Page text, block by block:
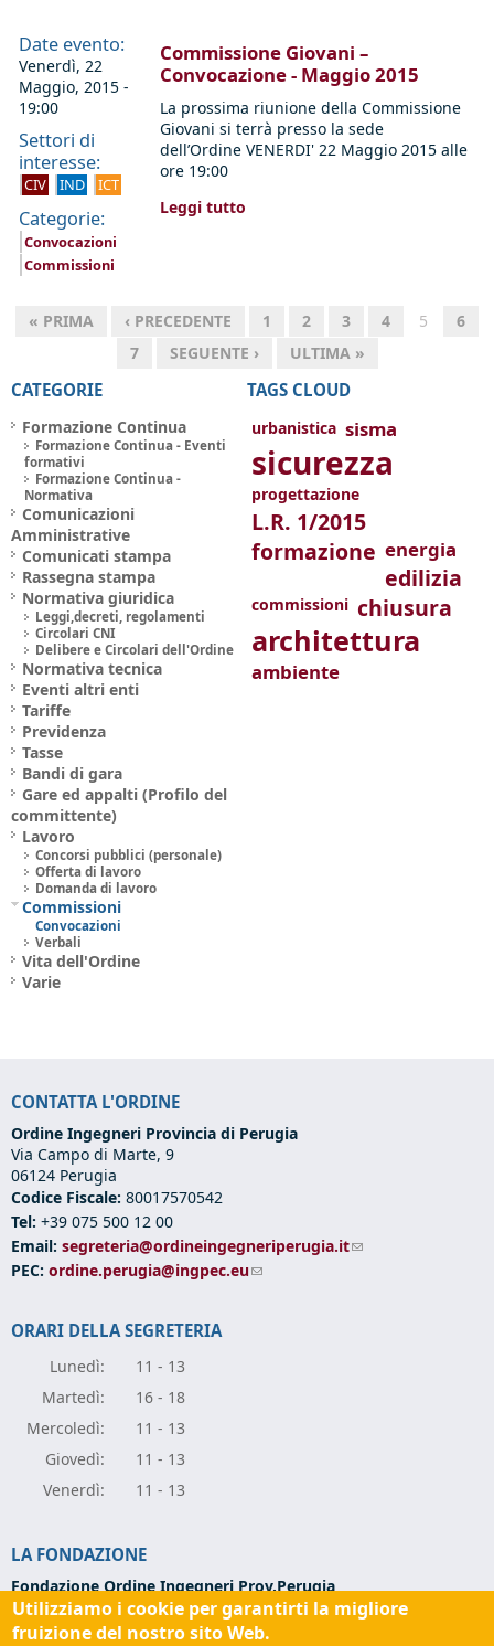
Date evento:
Venerdì, 22
Maggio, 2015 -
19:00
Settori di
interesse:
CIV IND ICT
Categorie:
Convocazioni
Commissioni
Commissione Giovani –
Convocazione - Maggio 2015
La prossima riunione della Commissione
Giovani si terrà presso la sede
dell’Ordine VENERDI' 22 Maggio 2015 alle
ore 19:00
Leggi tutto
« PRIMA ‹ PRECEDENTE 1 2 3 4 5
6
7
SEGUENTE › ULTIMA »
CATEGORIE
Formazione Continua
Formazione Continua - Eventi
formativi
Formazione Continua -
Normativa
Comunicazioni
Amministrative
Comunicati stampa
Rassegna stampa
Normativa giuridica
Leggi,decreti, regolamenti
Circolari CNI
Delibere e Circolari dell'Ordine
Normativa tecnica
Eventi altri enti
Tariffe
Previdenza
Tasse
Bandi di gara
Gare ed appalti (Profilo del
committente)
Lavoro
Concorsi pubblici (personale)
Offerta di lavoro
Domanda di lavoro
Commissioni
Convocazioni
Verbali
Vita dell'Ordine
Varie
TAGS CLOUD
urbanistica sisma
sicurezza
progettazione
L.R. 1/2015
formazione energia
edilizia
commissioni chiusura
architettura
ambiente
CONTATTA L'ORDINE
Ordine Ingegneri Provincia di Perugia
Via Campo di Marte, 9
06124 Perugia
Codice Fiscale: 80017570542
Tel: +39 075 500 12 00
Email: segreteria@ordineingegneriperugia.it(link sends e-mail)
PEC: ordine.perugia@ingpec.eu(link sends e-mail)
ORARI DELLA SEGRETERIA
Lunedì:
11 - 13
Martedì:
16 - 18
Mercoledì:
11 - 13
Giovedì:
11 - 13
Venerdì: 11 - 13
LA FONDAZIONE
Fondazione Ordine Ingegneri Prov.Perugia
Via Campo di Marte, 9 - 06124 Perugia
Codice Fiscale: 94139270543
Utilizziamo i cookie per garantirti la migliore
fruizione del nostro sito Web.